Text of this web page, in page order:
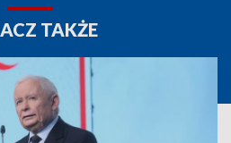
TAKŻE